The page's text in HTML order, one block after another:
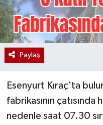
Paylaş
Esenyurt Kıraç'ta
fabrikasının
nedenle saat 07.30